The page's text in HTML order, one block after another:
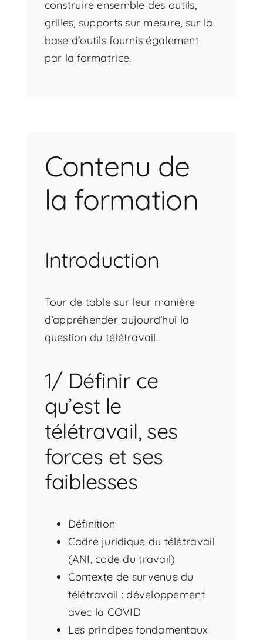
construire ensemble des outils,
grilles, supports sur mesure, sur la
base d’outils fournis également
par la formatrice.
Contenu de
la formation
Introduction
Tour de table sur leur manière
d’appréhender aujourd’hui la
question du télétravail.
1/ Définir ce
qu’est le
télétravail, ses
forces et ses
faiblesses
Définition
Cadre juridique du télétravail
(ANI, code du travail)
Contexte de survenue du
télétravail : développement
avec la COVID
Les principes fondamentaux